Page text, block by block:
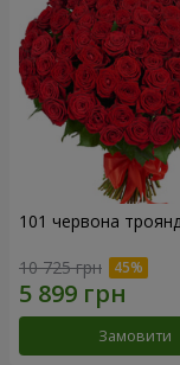
101 червона
10 725 грн
Замовити